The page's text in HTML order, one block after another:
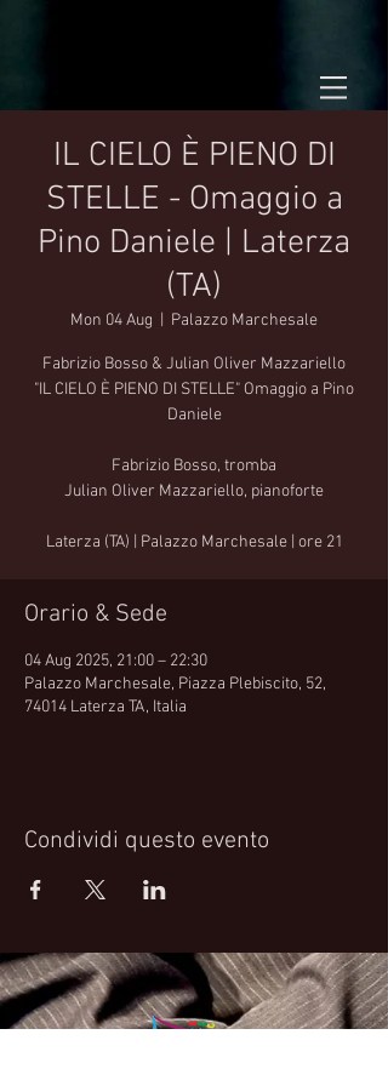
IL CIELO È PIENO DI
STELLE - Omaggio a
Pino Daniele | Laterza
(TA)
Mon 04 Aug Palazzo Marchesale
Fabrizio Bosso & Julian Oliver Mazzariello
"IL CIELO È PIENO DI STELLE" Omaggio a Pino
Daniele
Fabrizio Bosso, tromba
Julian Oliver Mazzariello, pianoforte
Laterza (TA) | Palazzo Marchesale | ore 21
Orario & Sede
04 Aug 2025, 21:00 – 22:30
Palazzo Marchesale, Piazza Plebiscito, 52,
74014 Laterza TA, Italia
Condividi questo evento